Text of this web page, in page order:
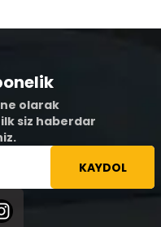
olarak
siz haberdar
KAYDOL